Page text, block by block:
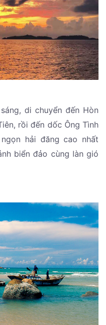
di chuyển đến Hòn
rồi đến dốc Ông Tình
hải đăng cao nhất
biển đảo cùng làn gió